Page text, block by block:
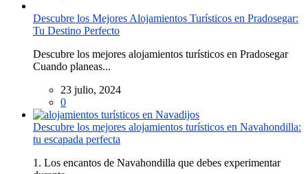
Descubre los Mejores Alojamientos Turísticos en Pradosegar:
Tu Destino Perfecto
Descubre los mejores alojamientos turísticos en Pradosegar
Cuando planeas...
23 julio, 2024
0
Descubre los mejores alojamientos turísticos en Navahondilla:
tu escapada perfecta
1. Los encantos de Navahondilla que debes experimentar